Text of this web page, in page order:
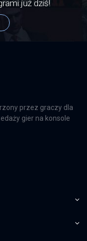
już dziś!
przez graczy dla
gier na konsole